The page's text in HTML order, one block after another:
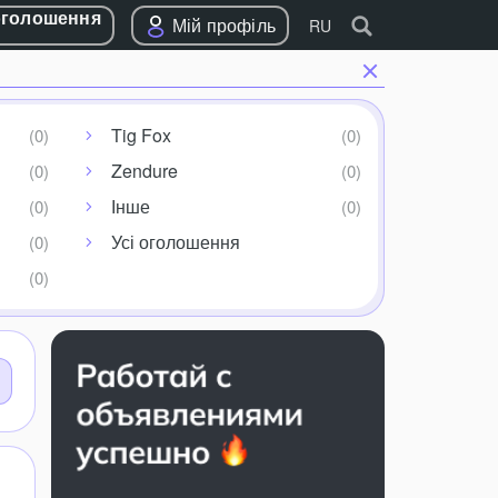
RU
Мій профіль
Tig Fox
Zendure
Інше
Усі оголошення